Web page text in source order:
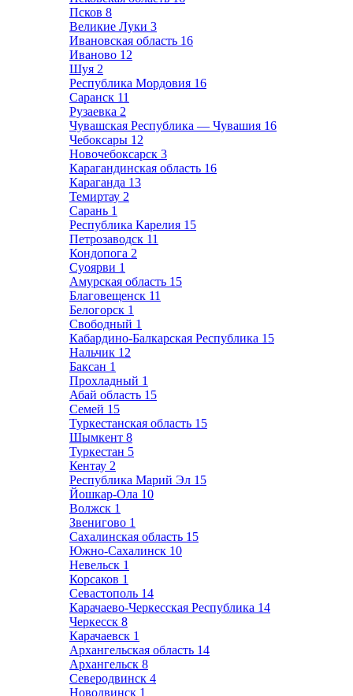
Псков 8
Великие Луки 3
Ивановская область 16
Иваново 12
Шуя 2
Республика Мордовия 16
Саранск 11
Рузаевка 2
Чувашская Республика — Чувашия 16
Чебоксары 12
Новочебоксарск 3
Карагандинская область 16
Караганда 13
Темиртау 2
Сарань 1
Республика Карелия 15
Петрозаводск 11
Кондопога 2
Суоярви 1
Амурская область 15
Благовещенск 11
Белогорск 1
Свободный 1
Кабардино-Балкарская Республика 15
Нальчик 12
Баксан 1
Прохладный 1
Абай область 15
Семей 15
Туркестанская область 15
Шымкент 8
Туркестан 5
Кентау 2
Республика Марий Эл 15
Йошкар-Ола 10
Волжск 1
Звенигово 1
Сахалинская область 15
Южно-Сахалинск 10
Невельск 1
Корсаков 1
Севастополь 14
Карачаево-Черкесская Республика 14
Черкесск 8
Карачаевск 1
Архангельская область 14
Архангельск 8
Северодвинск 4
Новодвинск 1